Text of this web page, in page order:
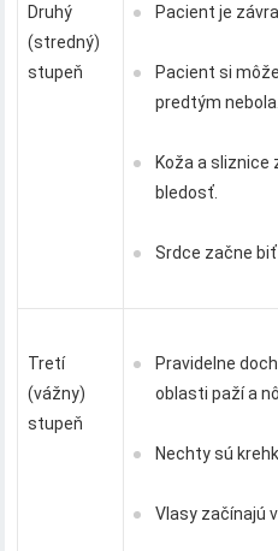
Druhý
(stredný)
stupeň
Pacient je
Pacient si
predtým nebola.
Koža a sliznice
bledosť.
Srdce začne
Tretí
(vážny)
stupeň
Pravidelne
oblasti paží a
Nechty sú
Vlasy začínajú